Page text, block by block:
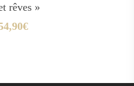
rêves »
€